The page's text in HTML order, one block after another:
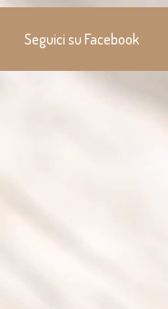
Seguici su Facebook